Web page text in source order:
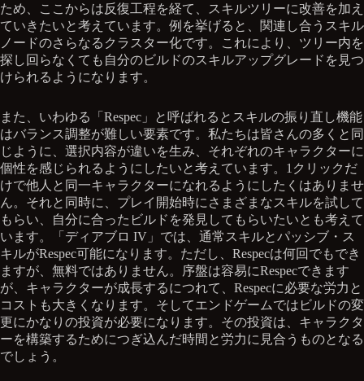
ため、ここからは反復工程を経て、スキルツリーに改善を加え
ていきたいと考えています。例を挙げると、関連し合うスキル
ノードのさらなるクラスター化です。これにより、ツリー内を
探し回らなくても自分のビルドのスキルアップグレードを見つ
けられるようになります。
また、いわゆる「Respec」と呼ばれるとスキルの振り直し機能
はバランス調整が難しい要素です。私たちは皆さんの多くと同
じように、選択内容が違いを生み、それぞれのキャラクターに
個性を感じられるようにしたいと考えています。1クリックだ
けで他人と同一キャラクターになれるようにしたくはありませ
ん。それと同時に、プレイ開始時にさまざまなスキルを試して
もらい、自分に合ったビルドを発見してもらいたいとも考えて
います。「ディアブロ IV」では、通常スキルとパッシブ・ス
キルがRespec可能になります。ただし、Respecは何回でもでき
ますが、無料ではありません。序盤は容易にRespecできます
が、キャラクターが成長するにつれて、Respecに必要な労力と
コストも大きくなります。そしてエンドゲームではビルドの変
更にかなりの投資が必要になります。その投資は、キャラクタ
ーを構築するためにつぎ込んだ時間と労力に見合うものとなる
でしょう。